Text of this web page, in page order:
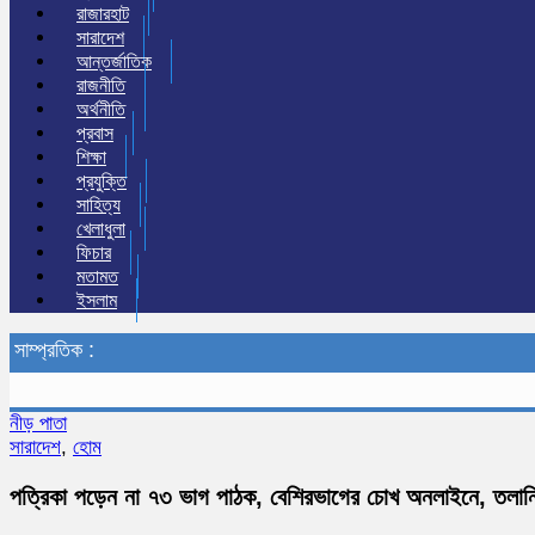
রাজারহাট
সারাদেশ
আন্তর্জাতিক
রাজনীতি
অর্থনীতি
প্রবাস
শিক্ষা
প্রযুক্তি
সাহিত্য
খেলাধুলা
ফিচার
মতামত
ইসলাম
সাম্প্রতিক :
নীড় পাতা
সারাদেশ, হোম
পত্রিকা পড়েন না ৭৩ ভাগ পাঠক, বেশিরভাগের চোখ অনলাইনে,